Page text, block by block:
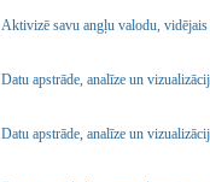
Aktivizē savu angļu valodu,
Datu apstrāde, analīze un
Datu apstrāde, analīze un